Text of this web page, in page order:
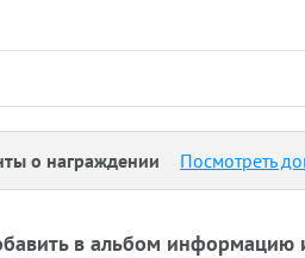
о награждении Посмотреть
в альбом информацию